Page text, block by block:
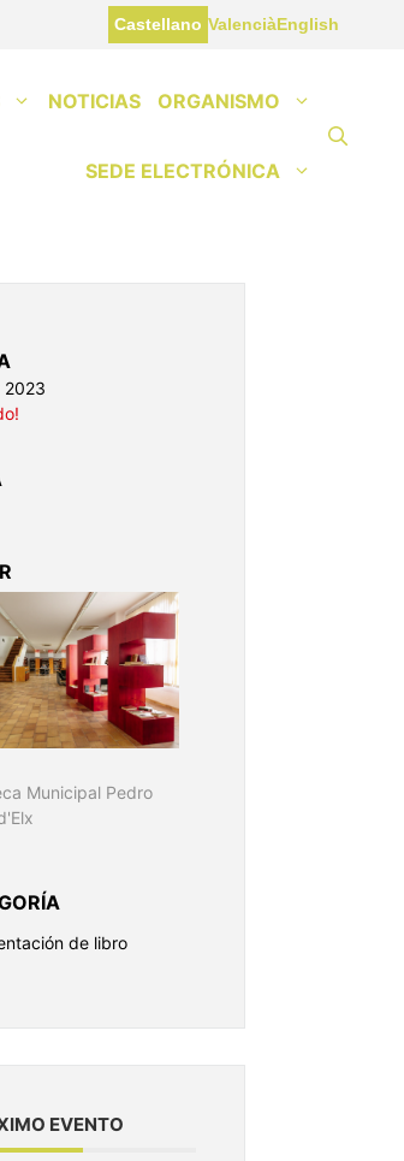
Castellano ValenciàEnglish
NOTICIAS ORGANISMO
SEDE ELECTRÓNICA
2023
Municipal Pedro
de libro
EVENTO